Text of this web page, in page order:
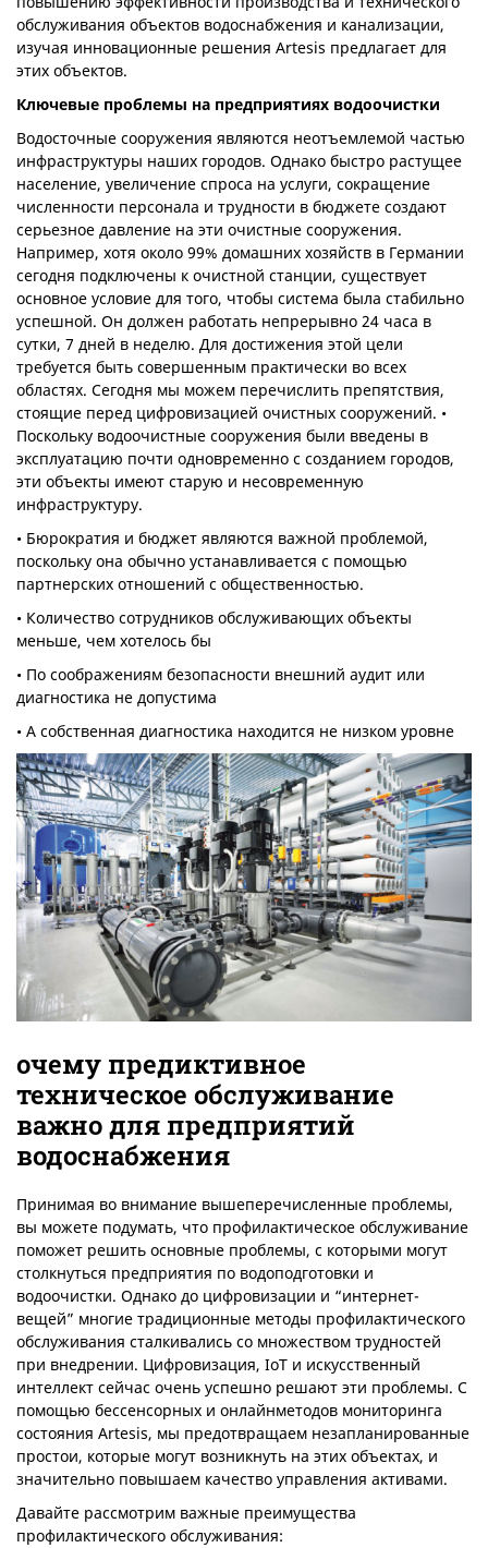
обслуживания объектов водоснабжения и канализации,
изучая инновационные решения Artesis предлагает для
этих объектов.
Ключевые проблемы на предприятиях водоочистки
Водосточные сооружения являются неотъемлемой частью
инфраструктуры наших городов. Однако быстро растущее
население, увеличение спроса на услуги, сокращение
численности персонала и трудности в бюджете создают
серьезное давление на эти очистные сооружения.
Например, хотя около 99% домашних хозяйств в Германии
сегодня подключены к очистной станции, существует
основное условие для того, чтобы система была стабильно
успешной. Он должен работать непрерывно 24 часа в
сутки, 7 дней в неделю. Для достижения этой цели
требуется быть совершенным практически во всех
областях. Сегодня мы можем перечислить препятствия,
стоящие перед цифровизацией очистных сооружений. •
Поскольку водоочистные сооружения были введены в
эксплуатацию почти одновременно с созданием городов,
эти объекты имеют старую и несовременную
инфраструктуру.
• Бюрократия и бюджет являются важной проблемой,
поскольку она обычно устанавливается с помощью
партнерских отношений с общественностью.
• Количество сотрудников обслуживающих объекты
меньше, чем хотелось бы
• По соображениям безопасности внешний аудит или
диагностика не допустима
• А собственная диагностика находится не низком уровне
очему предиктивное
техническое обслуживание
важно для предприятий
водоснабжения
Принимая во внимание вышеперечисленные проблемы,
вы можете подумать, что профилактическое обслуживание
поможет решить основные проблемы, с которыми могут
столкнуться предприятия по водоподготовки и
водоочистки. Однако до цифровизации и “интернет-
вещей” многие традиционные методы профилактического
обслуживания сталкивались со множеством трудностей
при внедрении. Цифровизация, IoT и искусственный
интеллект сейчас очень успешно решают эти проблемы. С
помощью бессенсорных и онлайнметодов мониторинга
состояния Artesis, мы предотвращаем незапланированные
простои, которые могут возникнуть на этих объектах, и
значительно повышаем качество управления активами.
Давайте рассмотрим важные преимущества
профилактического обслуживания: